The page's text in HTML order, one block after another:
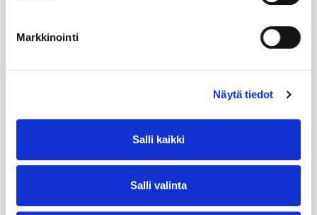
Markkinointi
Näytä tiedot
Salli kaikki
Salli valinta
0,00€ sis alv 25,5%